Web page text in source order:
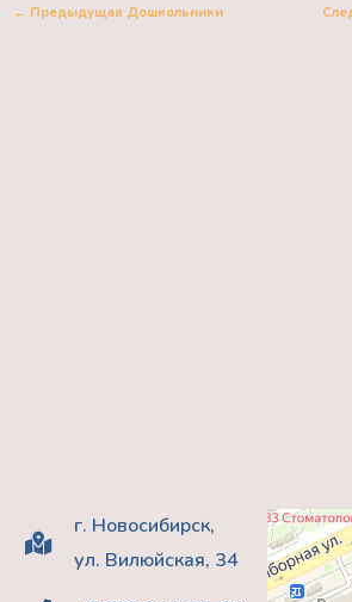
← Предыдущая Дошкольники
г. Новосибирск,
ул. Вилюйская, 34